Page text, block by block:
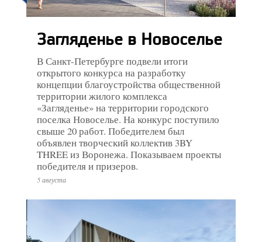
Загляденье в Новоселье
В Санкт-Петербурге подвели итоги
открытого конкурса на разработку
концепции благоустройства общественной
территории жилого комплекса
«Загляденье» на территории городского
поселка Новоселье. На конкурс поступило
свыше 20 работ. Победителем был
объявлен творческий коллектив 3BY
THREE из Воронежа. Показываем проекты
победителя и призеров.
5 августа